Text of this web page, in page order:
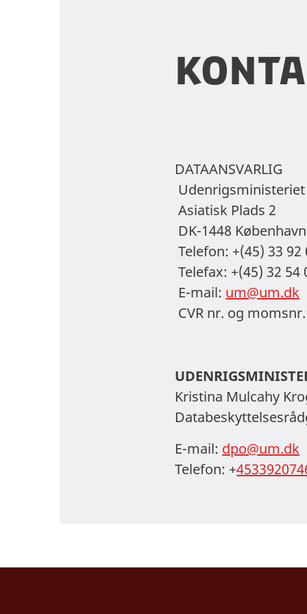
DATAANSVARLIG
Udenrigsministeriet
Asiatisk Plads 2
DK-1448
Telefon: +(45) 33 92
Telefax: +(45) 32 54
E-mail: um@um.dk
CVR nr. og
Kristina Mulcahy
E-mail: dpo@um.dk
Telefon: +